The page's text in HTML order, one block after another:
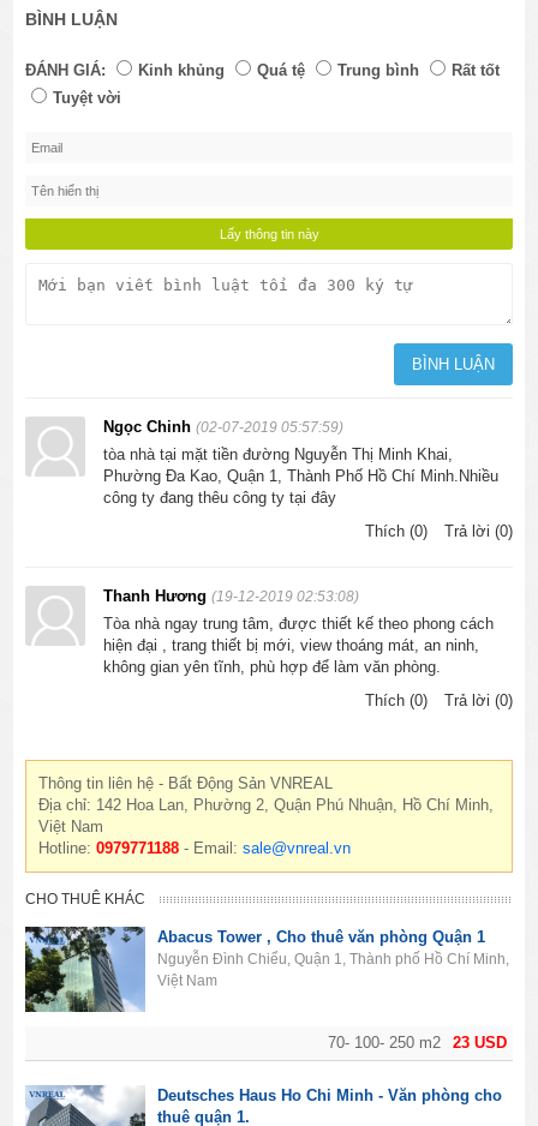
BÌNH LUẬN
ĐÁNH GIÁ: Kinh khủng Quá tệ Trung bình
Rất tốt
Tuyệt vời
Ngọc Chinh(02-07-2019 05:57:59)
tòa nhà tại mặt tiền đường Nguyễn Thị Minh Khai,
Phường Đa Kao, Quận 1, Thành Phố Hồ Chí Minh.Nhiều
công ty đang thêu công ty tại đây
Thích (0)
Trả lời (0)
Thanh Hương(19-12-2019 02:53:08)
Tòa nhà ngay trung tâm, được thiết kế theo phong cách
hiện đại , trang thiết bị mới, view thoáng mát, an ninh,
không gian yên tĩnh, phù hợp để làm văn phòng.
Thích (0)
Trả lời (0)
Thông tin liên hệ - Bất Động Sản VNREAL
Địa chỉ: 142 Hoa Lan, Phường 2, Quận Phú Nhuận, Hồ Chí Minh,
Việt Nam
Hotline:0979771188 - Email:sale@vnreal.vn
CHO THUÊ KHÁC
23 USD
70- 100- 250 m2
Abacus Tower , Cho thuê văn phòng Quận 1
Nguyễn Đình Chiểu, Quận 1, Thành phố Hồ Chí Minh,
Việt Nam
Deutsches Haus Ho Chi Minh - Văn phòng cho
thuê quận 1.